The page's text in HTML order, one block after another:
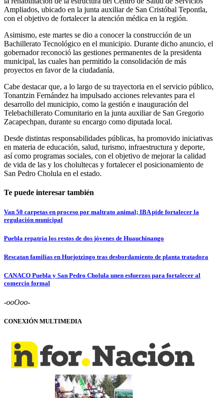
Ampliados, ubicado en la junta auxiliar de San Cristóbal Tepontla,
con el objetivo de fortalecer la atención médica en la región.
Asimismo, este martes se dio a conocer la construcción de un
Bachillerato Tecnológico en el municipio. Durante dicho anuncio, el
gobernador reconoció las gestiones permanentes de la presidenta
municipal, las cuales han permitido la consolidación de más
proyectos en favor de la ciudadanía.
Cabe destacar que, a lo largo de su trayectoria en el servicio público,
Tonantzin Fernández ha impulsado acciones relevantes para el
desarrollo del municipio, como la gestión e inauguración del
Telebachillerato Comunitario en la junta auxiliar de San Gregorio
Zacapechpan, durante su encargo como diputada local.
Desde distintas responsabilidades públicas, ha promovido iniciativas
en materia de educación, salud, turismo, infraestructura y deporte,
así como programas sociales, con el objetivo de mejorar la calidad
de vida de las y los cholultecas y fortalecer el posicionamiento de
San Pedro Cholula en el estado.
Te puede interesar también
Van 50 carpetas en proceso por maltrato animal; IBA pide fortalecer la
regulación municipal
Puebla repatria los restos de dos jóvenes de Huauchinango
Rescatan familias en Huejotzingo tras desbordamiento de planta tratadora
CANACO Puebla y San Pedro Cholula unen esfuerzos para fortalecer al
comercio formal
-ooOoo-
CONEXIÓN MULTIMEDIA